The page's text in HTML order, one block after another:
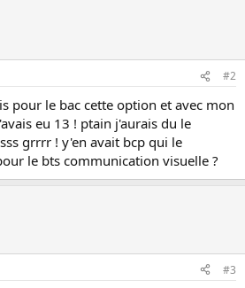
#2
pour le bac cette option et avec mon
eu 13 ! ptain j'aurais du le
grrrr ! y'en avait bcp qui le
le bts communication visuelle ?
#3